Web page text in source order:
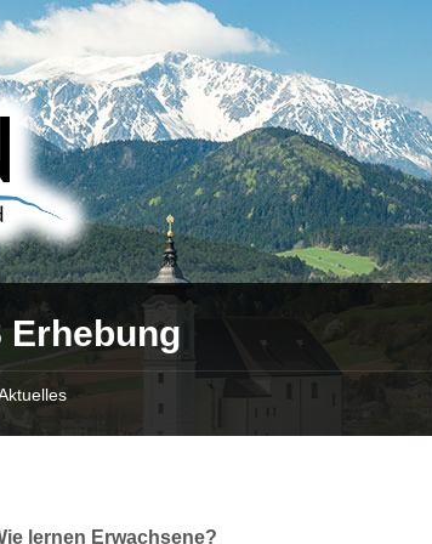
Erhebung
lernen Erwachsene?